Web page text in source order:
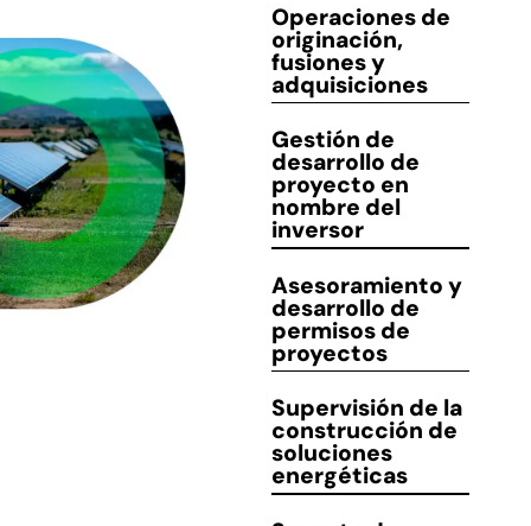
Operaciones de
originación,
fusiones y
adquisiciones
Gestión de
desarrollo de
proyecto en
nombre del
inversor
Asesoramiento y
desarrollo de
permisos de
proyectos
Supervisión de la
construcción de
soluciones
energéticas